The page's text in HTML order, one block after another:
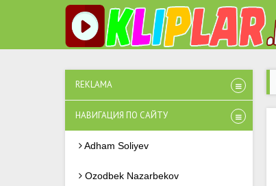
REKLAMA
НАВИГАЦИЯ ПО САЙТУ
Adham Soliyev
Ozodbek Nazarbekov